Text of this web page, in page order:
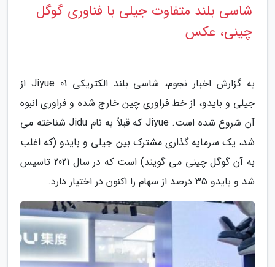
شاسی بلند متفاوت جیلی با فناوری گوگل
چینی، عکس
به گزارش اخبار نجوم، شاسی بلند الکتریکی Jiyue 01 از
جیلی و بایدو، از خط فراوری چین خارج شده و فراوری انبوه
آن شروع شده است. Jiyue که قبلاً به نام Jidu شناخته می
شد، یک سرمایه گذاری مشترک بین جیلی و بایدو (که اغلب
به آن گوگل چینی می گویند) است که در سال 2021 تاسیس
شد و بایدو 35 درصد از سهام را اکنون در اختیار دارد.